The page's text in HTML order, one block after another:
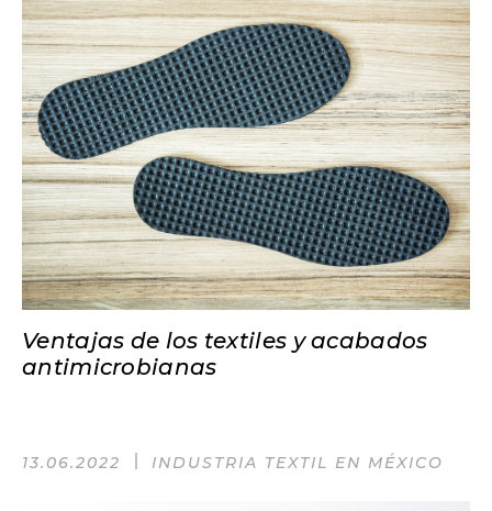
Ventajas de los textiles y acabados
antimicrobianas
13.06.2022 INDUSTRIA TEXTIL EN MÉXICO